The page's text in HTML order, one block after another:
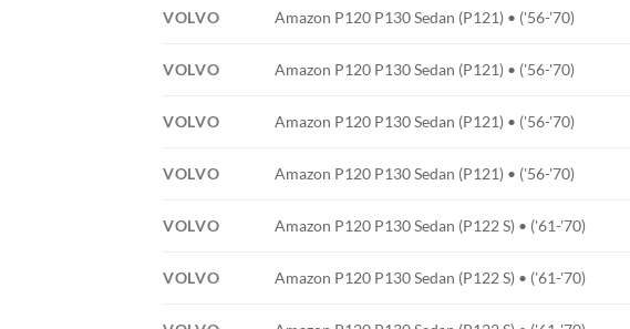
VOLVO Amazon P120 P130 Sedan (P121) • ('56-'70)
VOLVO Amazon P120 P130 Sedan (P121) • ('56-'70)
VOLVO Amazon P120 P130 Sedan (P121) • ('56-'70)
VOLVO Amazon P120 P130 Sedan (P121) • ('56-'70)
VOLVO Amazon P120 P130 Sedan (P122 S) • ('61-'70)
VOLVO Amazon P120 P130 Sedan (P122 S) • ('61-'70)